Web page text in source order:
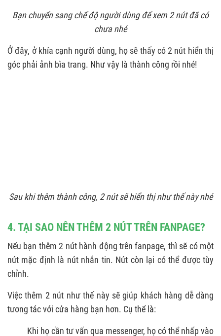
Bạn chuyển sang chế độ người dùng để xem 2 nút đã có
chưa nhé
Ở đây, ở khía cạnh người dùng, họ sẽ thấy có 2 nút hiển thị
góc phải ảnh bìa trang. Như vậy là thành công rồi nhé!
Sau khi thêm thành công, 2 nút sẽ hiển thị như thế này nhé
4. TẠI SAO NÊN THÊM 2 NÚT TRÊN FANPAGE?
Nếu bạn thêm 2 nút hành động trên fanpage, thì sẽ có một
nút mặc định là nút nhắn tin. Nút còn lại có thể được tùy
chỉnh.
Việc thêm 2 nút như thế này sẽ giúp khách hàng dễ dàng
tương tác với cửa hàng bạn hơn. Cụ thể là:
Khi họ cần tư vấn qua messenger, họ có thể nhấp vào